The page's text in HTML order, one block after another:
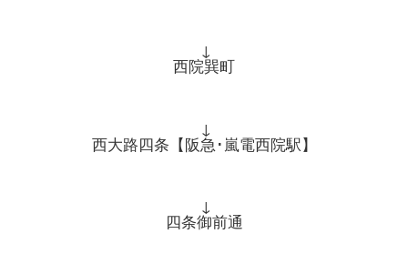
↓
西院巽町
↓
西大路四条【阪急･嵐電西院駅】
↓
四条御前通